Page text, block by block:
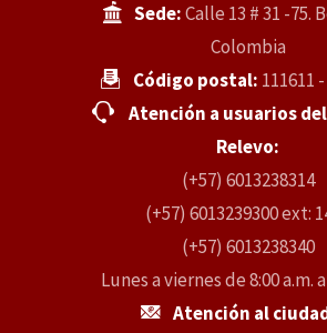
Sede:Calle 13 # 31 -75.
Colombia
Código postal: 111611
Atención a usuarios
Relevo:
(+57) 6013238314
(+57) 6013239300 ext:
(+57) 6013238340
Lunes a viernes de 8:00 a.m.
Atención al